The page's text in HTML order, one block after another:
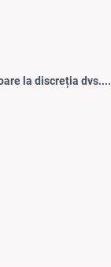
la discreția dvs....